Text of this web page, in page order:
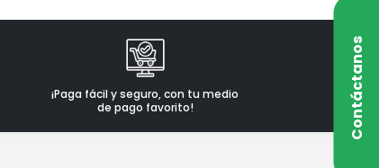
¡Paga fácil y seguro, con tu medio
de pago favorito!
Contáctanos